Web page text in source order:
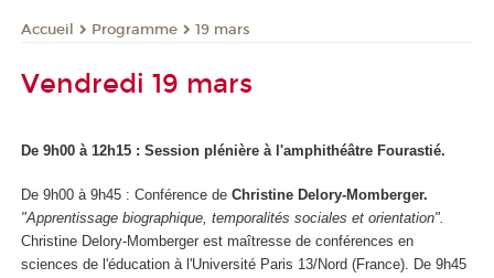
Accueil Programme 19 mars
Vendredi 19 mars
De 9h00 à 12h15 : Session plénière à l'amphithéâtre Fourastié.
De 9h00 à 9h45 : Conférence de Christine Delory-Momberger.
"Apprentissage biographique, temporalités sociales et orientation".
Christine Delory-Momberger est maîtresse de conférences en
sciences de l'éducation à l'Université Paris 13/Nord (France). De 9h45